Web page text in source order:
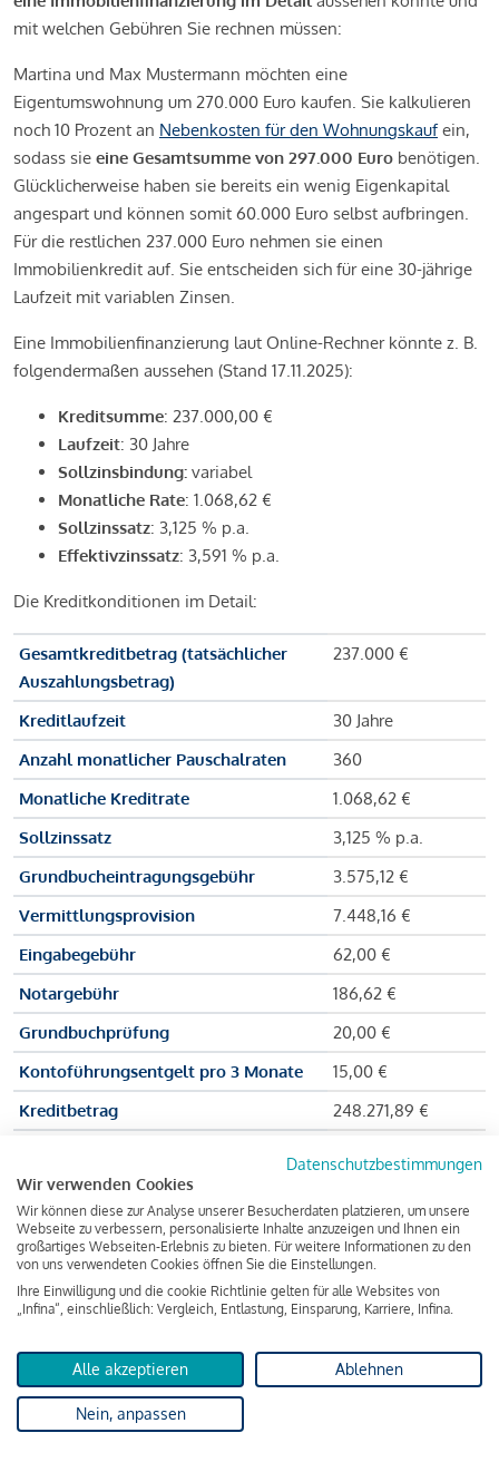
mit welchen Gebühren Sie rechnen müssen:
Martina und Max Mustermann möchten eine
Eigentumswohnung um 270.000 Euro kaufen. Sie kalkulieren
noch 10 Prozent an Nebenkosten für den Wohnungskaufein,
sodass sie eine Gesamtsumme von 297.000 Euro benötigen.
Glücklicherweise haben sie bereits ein wenig Eigenkapital
angespart und können somit 60.000 Euro selbst aufbringen.
Für die restlichen 237.000 Euro nehmen sie einen
Immobilienkredit auf. Sie entscheiden sich für eine 30-jährige
Laufzeit mit variablen Zinsen.
Eine Immobilienfinanzierung laut Online-Rechner könnte z. B.
folgendermaßen aussehen (Stand 17.11.2025):
Kreditsumme: 237.000,00 €
Laufzeit: 30 Jahre
Sollzinsbindung: variabel
Monatliche Rate: 1.068,62 €
Sollzinssatz: 3,125 % p.a.
Effektivzinssatz: 3,591 % p.a.
Die Kreditkonditionen im Detail:
Gesamtkreditbetrag (tatsächlicher
Auszahlungsbetrag)
237.000 €
Kreditlaufzeit
30 Jahre
Anzahl monatlicher Pauschalraten
360
Monatliche Kreditrate
1.068,62 €
Sollzinssatz
3,125 % p.a.
Grundbucheintragungsgebühr
3.575,12 €
Vermittlungsprovision
7.448,16 €
Eingabegebühr
62,00 €
Notargebühr
186,62 €
Grundbuchprüfung
20,00 €
Kontoführungsentgelt pro 3 Monate
15,00 €
Kreditbetrag
248.271,89 €
Zu zahlender Gesamtbetrag
Kreditvermittler
INFINA Credit
Broker GmbH
von 237.000 Euro ausgezahlt, um die Wohnung zu kaufen.
Darüber hinaus fallen aber noch einige Gebühren an (z. B. die
Grundbucheintragungsgebühr), sodass die Bank den
Datenschutzbestimmungen
Wir verwenden Cookies
Wir können diese zur Analyse unserer Besucherdaten platzieren, um unsere
Webseite zu verbessern, personalisierte Inhalte anzuzeigen und Ihnen ein
großartiges Webseiten-Erlebnis zu bieten. Für weitere Informationen zu den
von uns verwendeten Cookies öffnen Sie die Einstellungen.
Ihre Einwilligung und die cookie Richtlinie gelten für alle Websites von
„Infina“, einschließlich: Vergleich, Entlastung, Einsparung, Karriere, Infina.
Alle akzeptieren Ablehnen
Nein, anpassen